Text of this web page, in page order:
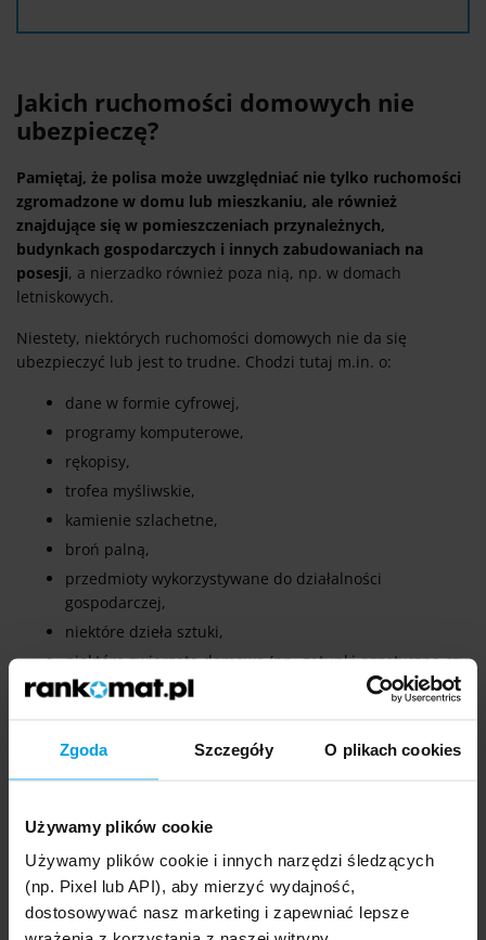
Zgoda Szczegóły O plikach cookies
Używamy plików cookie
Używamy plików cookie i innych narzędzi śledzących
(np. Pixel lub API), aby mierzyć wydajność,
dostosowywać nasz marketing i zapewniać lepsze
Jakich ruchomości domowych nie
ubezpieczę?
Pamiętaj, że polisa może uwzględniać nie tylko ruchomości
zgromadzone w domu lub mieszkaniu, ale również
znajdujące się w pomieszczeniach przynależnych,
budynkach gospodarczych i innych zabudowaniach na
posesji, a nierzadko również poza nią, np. w domach
letniskowych.
Niestety, niektórych ruchomości domowych nie da się
ubezpieczyć lub jest to trudne. Chodzi tutaj m.in. o:
dane w formie cyfrowej,
programy komputerowe,
rękopisy,
trofea myśliwskie,
kamienie szlachetne,
broń palną,
przedmioty wykorzystywane do działalności
gospodarczej,
niektóre dzieła sztuki,
niektóre zwierzęta domowe (np. gatunki egzotyczne czy
agresywne rasy psów).
ruchomości w polisę, podczas gdy u innych jest to możliwe
(np. mienie służbowe). Warto porównywać ze sobą
Pamiętaj, że ubezpieczyciele stosują specyficzne
limity na tzw. przedmioty wartościowe. O ile Twoja